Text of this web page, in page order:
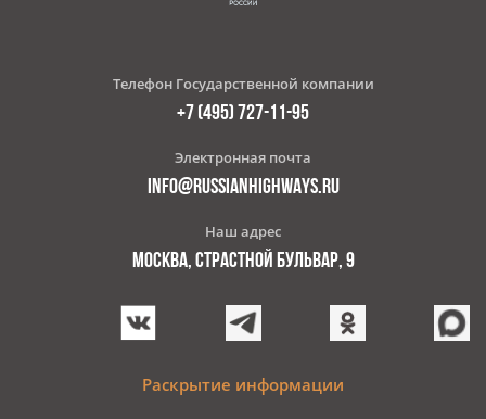
Телефон Государственной компании
+7 (495) 727-11-95
Электронная почта
INFO@RUSSIANHIGHWAYS.RU
Наш адрес
МОСКВА, СТРАСТНОЙ БУЛЬВАР, 9
Раскрытие информации